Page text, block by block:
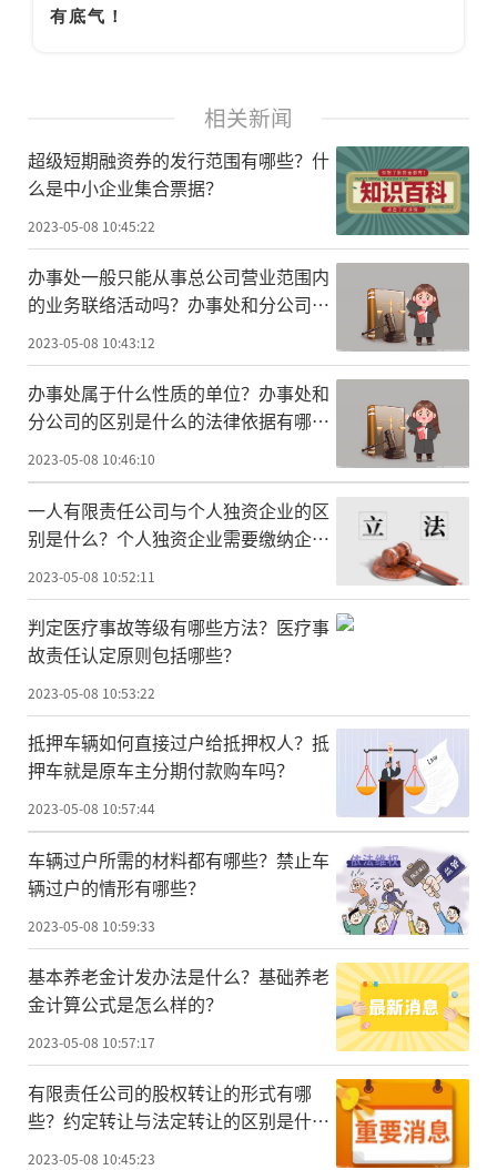
有底气！
相关新闻
超级短期融资券的发行范围有哪些？什
么是中小企业集合票据？
2023-05-08 10:45:22
办事处一般只能从事总公司营业范围内
的业务联络活动吗？办事处和分公司的
区别体现在哪些方面？
2023-05-08 10:43:12
办事处属于什么性质的单位？办事处和
分公司的区别是什么的法律依据有哪
些？
2023-05-08 10:46:10
一人有限责任公司与个人独资企业的区
别是什么？个人独资企业需要缴纳企业
2023-05-08 10:52:11
判定医疗事故等级有哪些方法？医疗事
故责任认定原则包括哪些？
2023-05-08 10:53:22
抵押车辆如何直接过户给抵押权人？抵
押车就是原车主分期付款购车吗？
2023-05-08 10:57:44
车辆过户所需的材料都有哪些？禁止车
辆过户的情形有哪些？
2023-05-08 10:59:33
基本养老金计发办法是什么？基础养老
金计算公式是怎么样的？
2023-05-08 10:57:17
有限责任公司的股权转让的形式有哪
些？约定转让与法定转让的区别是什
么？
2023-05-08 10:45:23